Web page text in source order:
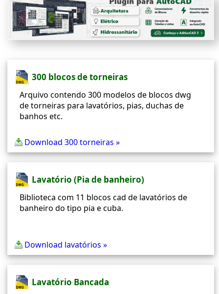
300 blocos de torneiras
Arquivo contendo 300 modelos de blocos dwg
de torneiras para lavatórios, pias, duchas de
banhos etc.
Download 300 torneiras »
Lavatório (Pia de banheiro)
Biblioteca com 11 blocos cad de lavatórios de
banheiro do tipo pia e cuba.
Download lavatórios »
Lavatório Bancada